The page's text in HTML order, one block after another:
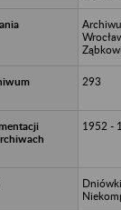
293
1952 -